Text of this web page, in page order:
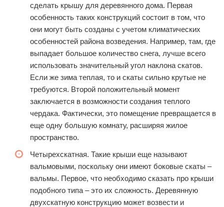
сделать крышу для деревянного дома. Первая
особенность таких конструкций состоит в том, что
они могут быть созданы с учетом климатических
особенностей района возведения. Например, там, где
выпадает большое количество снега, лучше всего
использовать значительный угол наклона скатов.
Если же зима теплая, то и скаты сильно крутые не
требуются. Второй положительный момент
заключается в возможности создания теплого
чердака. Фактически, это помещение превращается в
еще одну большую комнату, расширяя жилое
пространство.
Четырехскатная. Такие крыши еще называют
вальмовыми, поскольку они имеют боковые скаты –
вальмы. Первое, что необходимо сказать про крыши
подобного типа – это их сложность. Деревянную
двухскатную конструкцию может возвести и